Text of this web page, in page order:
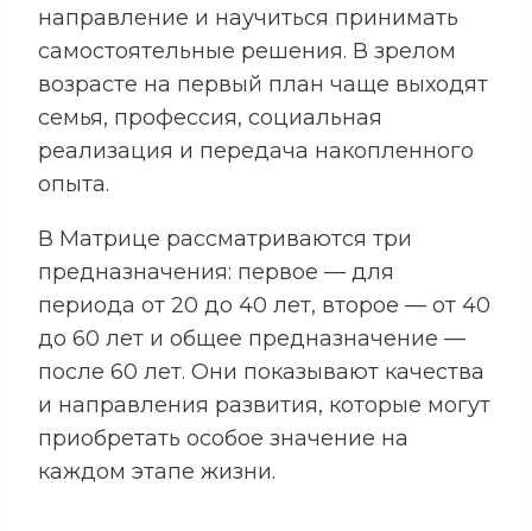
направление и научиться принимать
самостоятельные решения. В зрелом
возрасте на первый план чаще выходят
семья, профессия, социальная
реализация и передача накопленного
опыта.
В Матрице рассматриваются три
предназначения: первое — для
периода от 20 до 40 лет, второе — от 40
до 60 лет и общее предназначение —
после 60 лет. Они показывают качества
и направления развития, которые могут
приобретать особое значение на
каждом этапе жизни.